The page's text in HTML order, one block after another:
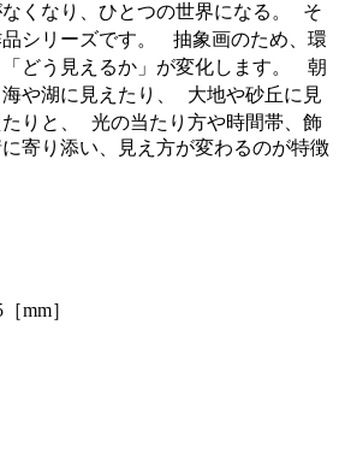
くなり、ひとつの世界になる。 そ
シリーズです。 抽象画のため、環
どう見えるか」が変化します。 朝
や湖に見えたり、 大地や砂丘に見
りと、 光の当たり方や時間帯、飾
寄り添い、見え方が変わるのが特徴
mm］